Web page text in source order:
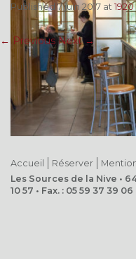
Published 7 juin 2017 at 1920
← Previous Next →
Accueil Réserver
Les Sources de la Nive •
10 57 • Fax. : 05 59 37 39 06